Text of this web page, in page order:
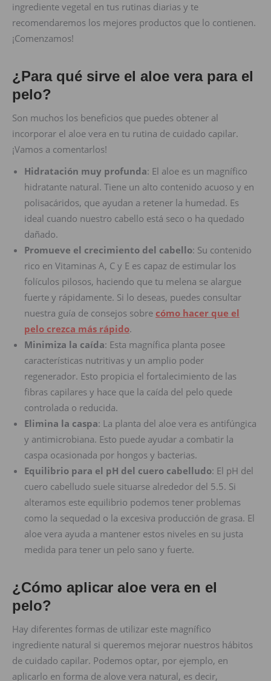
ingrediente vegetal en tus rutinas diarias y te
recomendaremos los mejores productos que lo contienen.
¡Comenzamos!
¿Para qué sirve el aloe vera para el
pelo?
Son muchos los beneficios que puedes obtener al
incorporar el aloe vera en tu rutina de cuidado capilar.
¡Vamos a comentarlos!
Hidratación muy profunda: El aloe es un magnífico
hidratante natural. Tiene un alto contenido acuoso y en
polisacáridos, que ayudan a retener la humedad. Es
ideal cuando nuestro cabello está seco o ha quedado
dañado.
Promueve el crecimiento del cabello: Su contenido
rico en Vitaminas A, C y E es capaz de estimular los
folículos pilosos, haciendo que tu melena se alargue
fuerte y rápidamente. Si lo deseas, puedes consultar
nuestra guía de consejos sobre cómo hacer que el
pelo crezca más rápido.
Minimiza la caída: Esta magnífica planta posee
características nutritivas y un amplio poder
regenerador. Esto propicia el fortalecimiento de las
fibras capilares y hace que la caída del pelo quede
controlada o reducida.
Elimina la caspa: La planta del aloe vera es antifúngica
y antimicrobiana. Esto puede ayudar a combatir la
caspa ocasionada por hongos y bacterias.
Equilibrio para el pH del cuero cabelludo: El pH del
cuero cabelludo suele situarse alrededor del 5.5. Si
alteramos este equilibrio podemos tener problemas
como la sequedad o la excesiva producción de grasa. El
aloe vera ayuda a mantener estos niveles en su justa
medida para tener un pelo sano y fuerte.
¿Cómo aplicar aloe vera en el
pelo?
Hay diferentes formas de utilizar este magnífico
ingrediente natural si queremos mejorar nuestros hábitos
de cuidado capilar. Podemos optar, por ejemplo, en
aplicarlo en forma de alove vera natural, es decir,